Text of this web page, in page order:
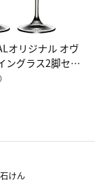
オリジナル オヴ
ングラス2脚セッ
ン）
けん